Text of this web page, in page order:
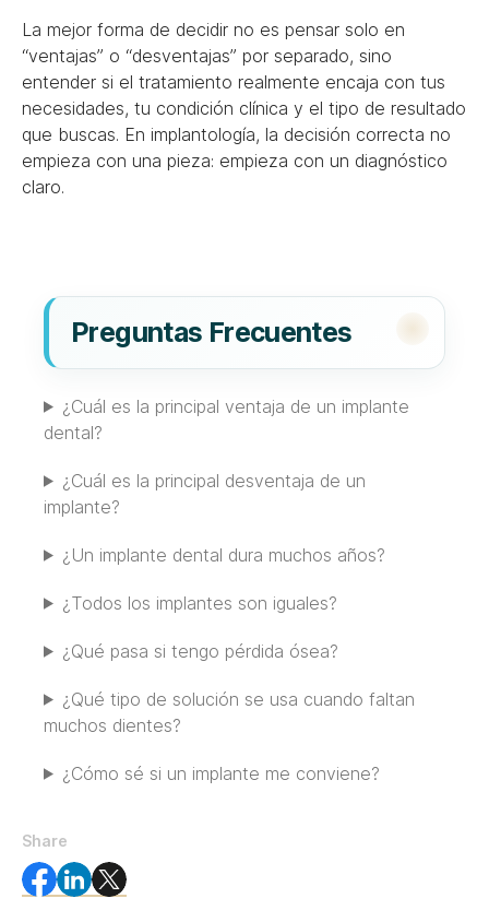
La mejor forma de decidir no es pensar solo en
“ventajas” o “desventajas” por separado, sino
entender si el tratamiento realmente encaja con tus
necesidades, tu condición clínica y el tipo de resultado
que buscas. En implantología, la decisión correcta no
empieza con una pieza: empieza con un diagnóstico
claro.
Preguntas Frecuentes
¿Cuál es la principal ventaja de un implante
dental?
¿Cuál es la principal desventaja de un
implante?
¿Un implante dental dura muchos años?
¿Todos los implantes son iguales?
¿Qué pasa si tengo pérdida ósea?
¿Qué tipo de solución se usa cuando faltan
muchos dientes?
¿Cómo sé si un implante me conviene?
Share